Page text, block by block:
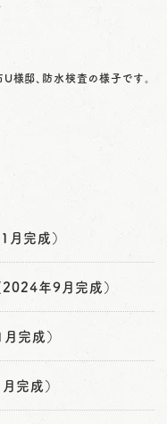
様邸、防水検査の様子です。
完成）
年9月完成）
完成）
完成）